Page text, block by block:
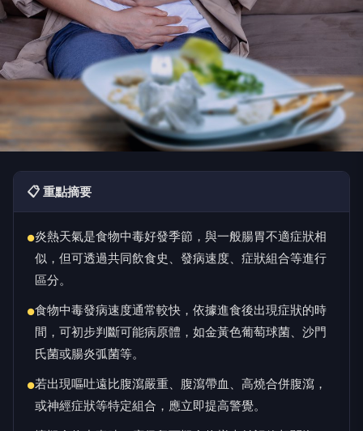
📋 重點摘要
●炎熱天氣是食物中毒好發季節，與一般腸胃不適症狀相
似，但可透過共同飲食史、發病速度、症狀組合等進行
區分。
●食物中毒發病速度通常較快，依據進食後出現症狀的時
間，可初步判斷可能病原體，如金黃色葡萄球菌、沙門
氏菌或腸炎弧菌等。
●若出現嘔吐遠比腹瀉嚴重、腹瀉帶血、高燒合併腹瀉，
或神經症狀等特定組合，應立即提高警覺。